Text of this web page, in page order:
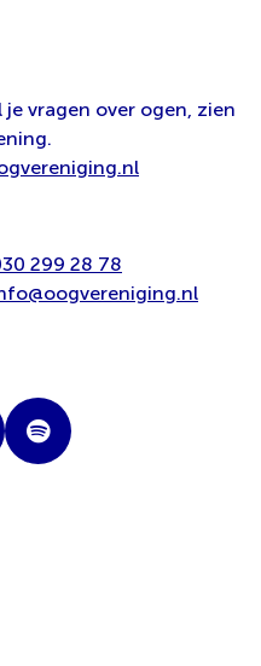
je vragen over ogen, zien
299 28 78